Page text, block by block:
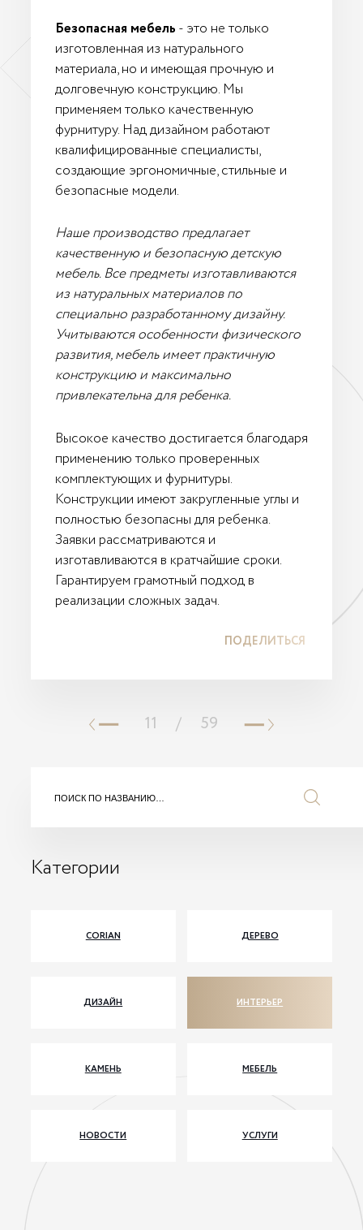
Безопасная мебель - это не только
изготовленная из натурального
материала, но и имеющая прочную и
долговечную конструкцию. Мы
применяем только качественную
фурнитуру. Над дизайном работают
квалифицированные специалисты,
создающие эргономичные, стильные и
безопасные модели.
Наше производство предлагает
качественную и безопасную детскую
мебель. Все предметы изготавливаются
из натуральных материалов по
специально разработанному дизайну.
Учитываются особенности физического
развития, мебель имеет практичную
конструкцию и максимально
привлекательна для ребенка.
Высокое качество достигается благодаря
применению только проверенных
комплектующих и фурнитуры.
Конструкции имеют закругленные углы и
полностью безопасны для ребенка.
Заявки рассматриваются и
изготавливаются в кратчайшие сроки.
Гарантируем грамотный подход в
реализации сложных задач.
ПОДЕЛИТЬСЯ
11 / 59
Категории
CORIAN ДЕРЕВО
ДИЗАЙН ИНТЕРЬЕР
КАМЕНЬ МЕБЕЛЬ
НОВОСТИ УСЛУГИ